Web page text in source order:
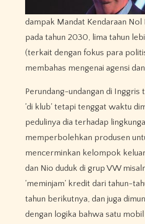
dampak Mandat Kendaraan
pada tahun 2030, lima tahun
(terkait dengan fokus para
membahas mengenai agensi
Perundang-undangan di
'di klub' tetapi tenggat waktu
pedulinya dia terhadap
memperbolehkan produsen
mencerminkan kelompok
dan Nio duduk di grup VW
'meminjam' kredit dari tahun-
tahun berikutnya, dan juga
dengan logika bahwa satu